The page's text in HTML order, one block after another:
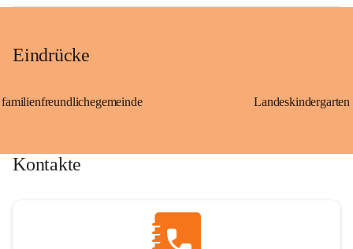
Eindrücke
familienfreundlichegemeinde
Kontakte